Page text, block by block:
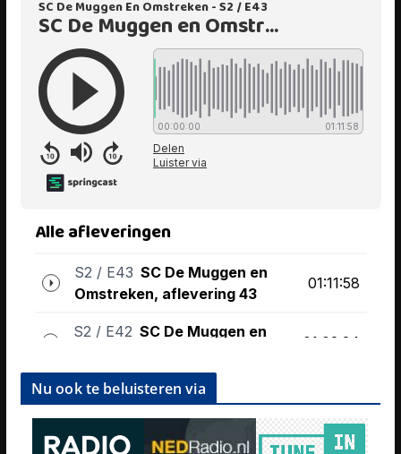
Nu ook te beluisteren via